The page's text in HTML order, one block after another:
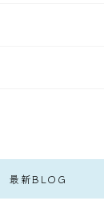
最新BLOG